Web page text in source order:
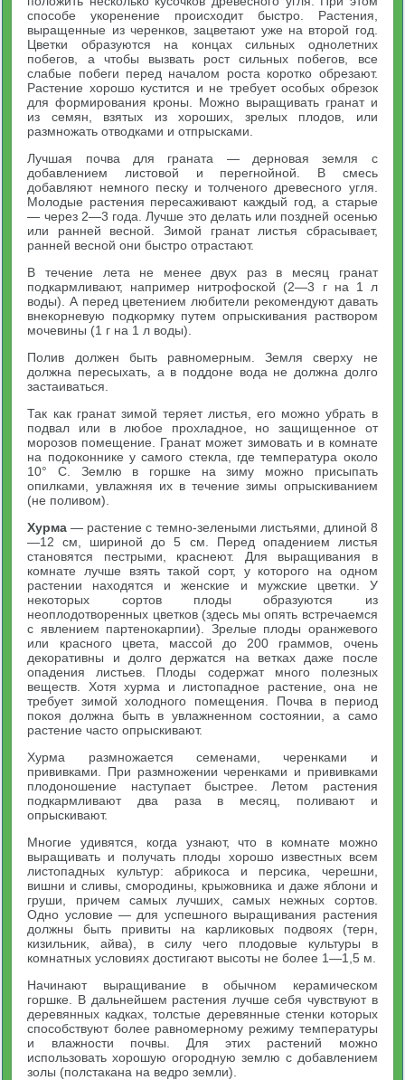
способе укоренение происходит быстро. Растения,
выращенные из черенков, зацветают уже на второй год.
Цветки образуются на концах сильных однолетних
побегов, а чтобы вызвать рост сильных побегов, все
слабые побеги перед началом роста коротко обрезают.
Растение хорошо кустится и не требует особых обрезок
для формирования кроны. Можно выращивать гранат и
из семян, взятых из хороших, зрелых плодов, или
размножать отводками и отпрысками.
Лучшая почва для граната — дерновая земля с
добавлением листовой и перегнойной. В смесь
добавляют немного песку и толченого древесного угля.
Молодые растения пересаживают каждый год, а старые
— через 2—3 года. Лучше это делать или поздней осенью
или ранней весной. Зимой гранат листья сбрасывает,
ранней весной они быстро отрастают.
В течение лета не менее двух раз в месяц гранат
подкармливают, например нитрофоской (2—3 г на 1 л
воды). А перед цветением любители рекомендуют давать
внекорневую подкормку путем опрыскивания раствором
мочевины (1 г на 1 л воды).
Полив должен быть равномерным. Земля сверху не
должна пересыхать, а в поддоне вода не должна долго
застаиваться.
Так как гранат зимой теряет листья, его можно убрать в
подвал или в любое прохладное, но защищенное от
морозов помещение. Гранат может зимовать и в комнате
на подоконнике у самого стекла, где температура около
10° С. Землю в горшке на зиму можно присыпать
опилками, увлажняя их в течение зимы опрыскиванием
(не поливом).
Хурма — растение с темно-зелеными листьями, длиной 8
—12 см, шириной до 5 см. Перед опадением листья
становятся пестрыми, краснеют. Для выращивания в
комнате лучше взять такой сорт, у которого на одном
растении находятся и женские и мужские цветки. У
некоторых сортов плоды образуются из
неоплодотворенных цветков (здесь мы опять встречаемся
с явлением партенокарпии). Зрелые плоды оранжевого
или красного цвета, массой до 200 граммов, очень
декоративны и долго держатся на ветках даже после
опадения листьев. Плоды содержат много полезных
веществ. Хотя хурма и листопадное растение, она не
требует зимой холодного помещения. Почва в период
покоя должна быть в увлажненном состоянии, а само
растение часто опрыскивают.
Хурма размножается семенами, черенками и
прививками. При размножении черенками и прививками
плодоношение наступает быстрее. Летом растения
подкармливают два раза в месяц, поливают и
опрыскивают.
Многие удивятся, когда узнают, что в комнате можно
выращивать и получать плоды хорошо известных всем
листопадных культур: абрикоса и персика, черешни,
вишни и сливы, смородины, крыжовника и даже яблони и
груши, причем самых лучших, самых нежных сортов.
Одно условие — для успешного выращивания растения
должны быть привиты на карликовых подвоях (терн,
кизильник, айва), в силу чего плодовые культуры в
комнатных условиях достигают высоты не более 1—1,5 м.
Начинают выращивание в обычном керамическом
горшке. В дальнейшем растения лучше себя чувствуют в
деревянных кадках, толстые деревянные стенки которых
способствуют более равномерному режиму температуры
и влажности почвы. Для этих растений можно
использовать хорошую огородную землю с добавлением
золы (полстакана на ведро земли).